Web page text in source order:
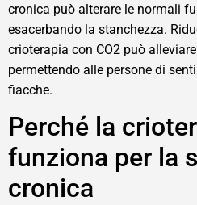
cronica può alterare le normali
esacerbando la stanchezza.
crioterapia con CO2 può
permettendo alle persone di
fiacche.
Perché la
funziona per la
cronica